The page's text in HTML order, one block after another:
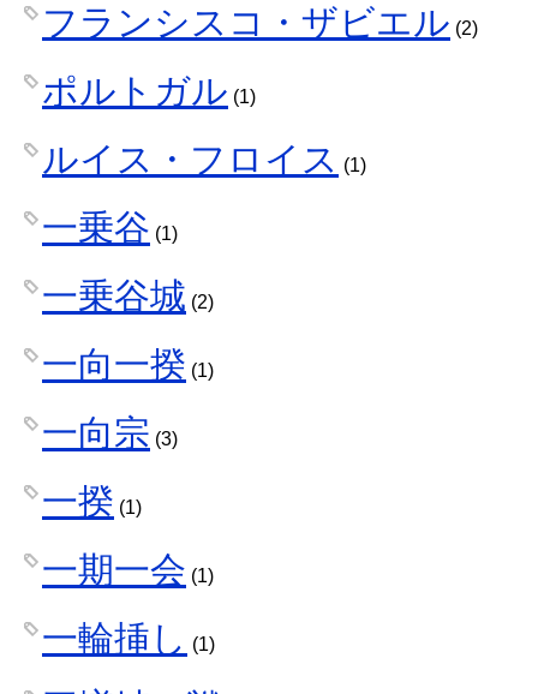
フランシスコ・ザビエル (2)
ポルトガル (1)
ルイス・フロイス (1)
一乗谷 (1)
一乗谷城 (2)
一向一揆 (1)
一向宗 (3)
一揆 (1)
一期一会 (1)
一輪挿し (1)